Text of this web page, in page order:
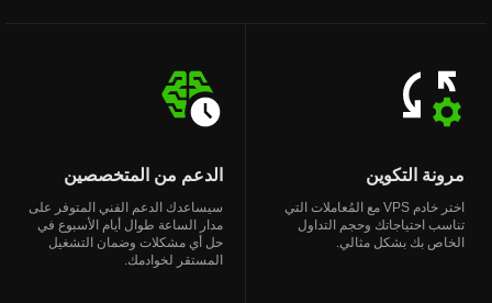
مرونة التكوين
اختر خادم VPS مع المُعاملات التي
تناسب احتياجاتك وحجم التداول
الخاص بك بشكل مثالي.
الدعم من المتخصصين
سيساعدك الدعم الفني المتوفر على
مدار الساعة طوال أيام الأسبوع في
حل أي مشكلات وضمان التشغيل
المستقر لخوادمك.